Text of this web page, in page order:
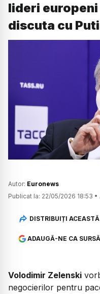
lideri
discuta cu
Autor: Euronews
Publicat la: 22/05/2026 18:53 •
DISTRIBUIȚI
ADAUGĂ-NE CA
Volodimir Zelenski
negocierilor pentru